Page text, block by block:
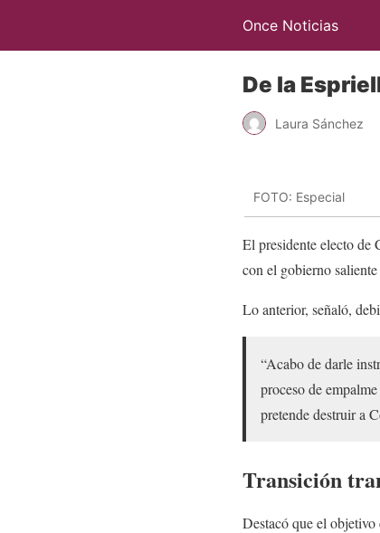
Once Noticias
De la
Laura Sánchez
FOTO: Especial
El presidente electo de
con el gobierno
Lo anterior, señaló,
“Acabo de darle
proceso de
pretende destruir a
Transición
Destacó que el objetivo